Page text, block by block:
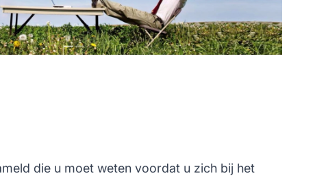
die u moet weten voordat u zich bij het